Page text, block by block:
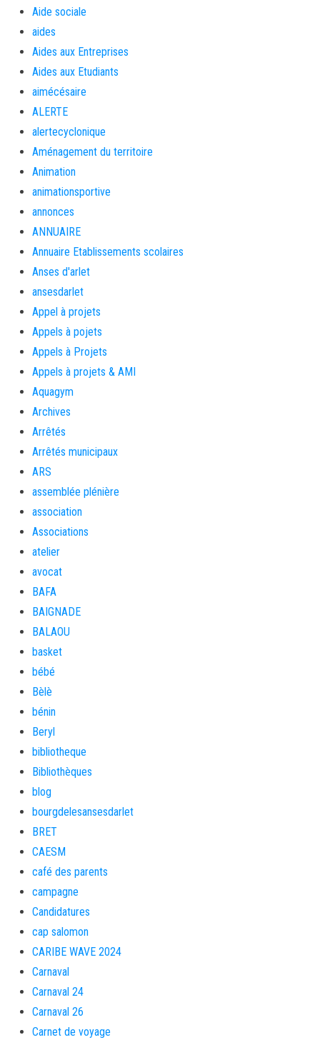
Aide sociale
aides
Aides aux Entreprises
Aides aux Etudiants
aimécésaire
ALERTE
alertecyclonique
Aménagement du territoire
Animation
animationsportive
annonces
ANNUAIRE
Annuaire Etablissements scolaires
Anses d'arlet
ansesdarlet
Appel à projets
Appels à pojets
Appels à Projets
Appels à projets & AMI
Aquagym
Archives
Arrêtés
Arrêtés municipaux
ARS
assemblée plénière
association
Associations
atelier
avocat
BAFA
BAIGNADE
BALAOU
basket
bébé
Bèlè
bénin
Beryl
bibliotheque
Bibliothèques
blog
bourgdelesansesdarlet
BRET
CAESM
café des parents
campagne
Candidatures
cap salomon
CARIBE WAVE 2024
Carnaval
Carnaval 24
Carnaval 26
Carnet de voyage